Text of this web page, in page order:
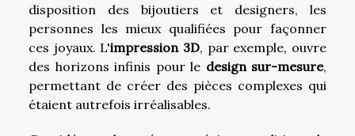
disposition des bijoutiers et designers, les
personnes les mieux qualifiées pour façonner
ces joyaux. L'impression 3D, par exemple, ouvre
des horizons infinis pour le design sur-mesure,
permettant de créer des pièces complexes qui
étaient autrefois irréalisables.